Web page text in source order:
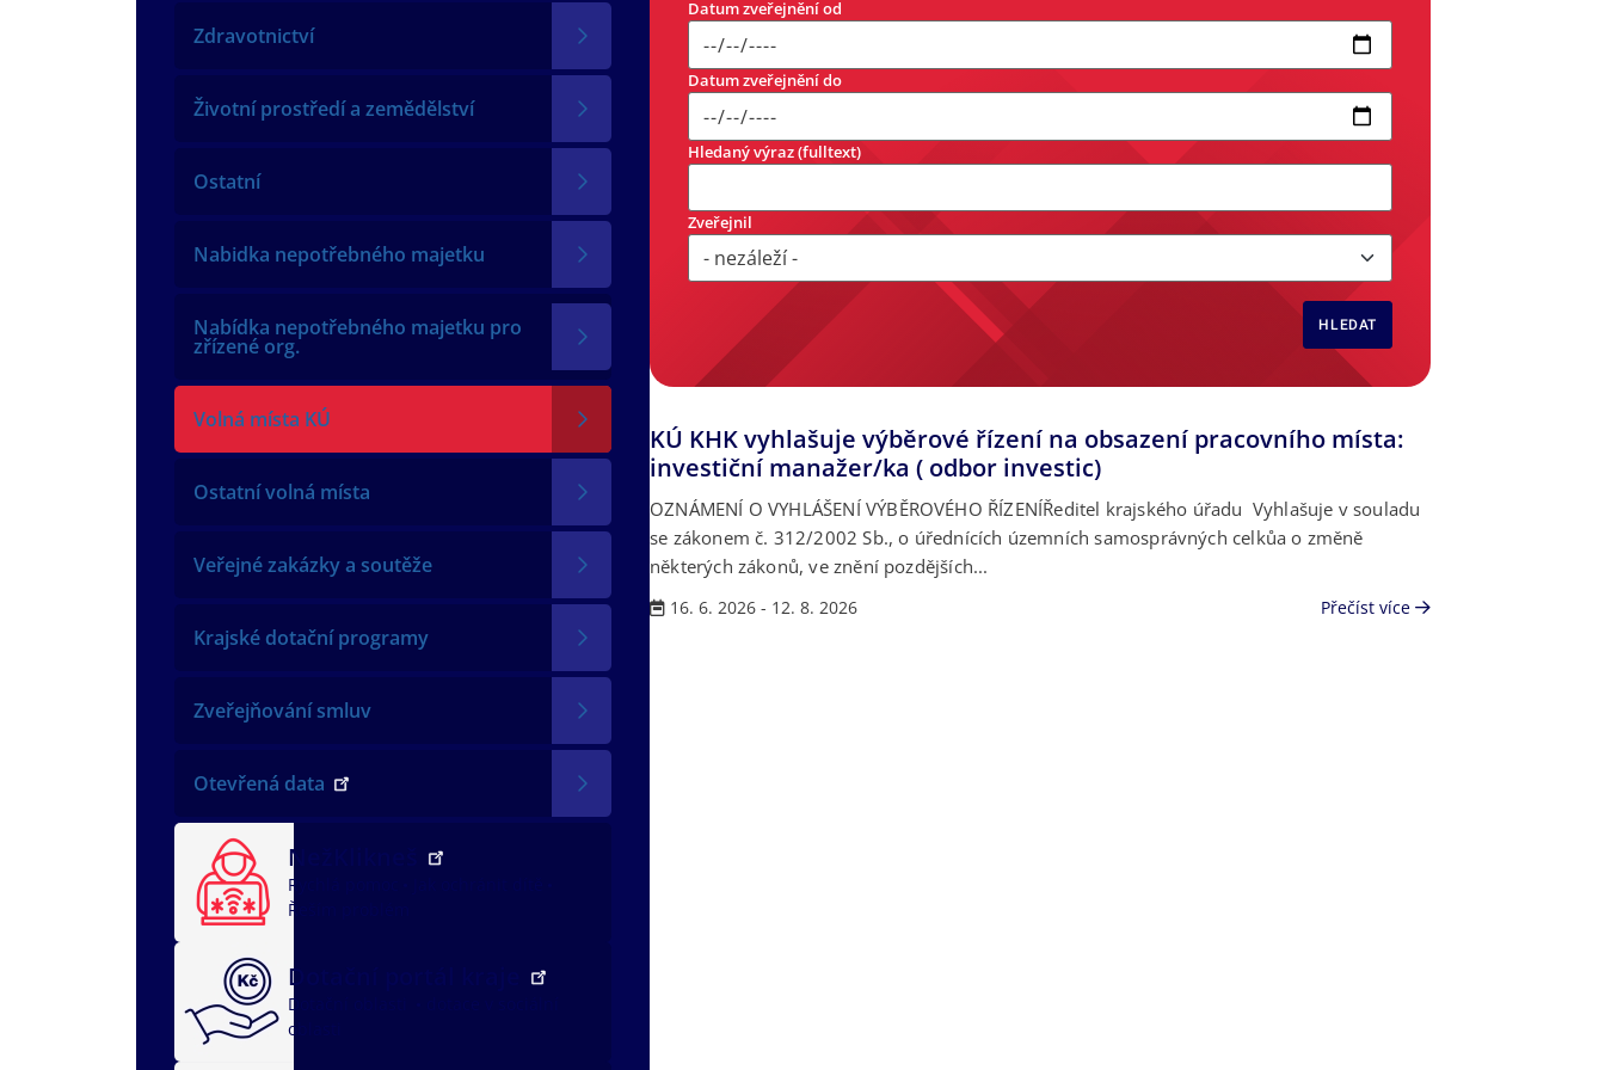
Zdravotnictví
Životní prostředí a zemědělství
Ostatní
Nabidka nepotřebného majetku
Nabídka nepotřebného majetku pro
zřízené org.
Volná místa KÚ
Ostatní volná místa
Veřejné zakázky a soutěže
Krajské dotační programy
Zveřejňování smluv
Otevřená data
NežKlikneš
Rychlá pomoc
Řeším problém
Dotační portál kraje
Dotační oblasti
oblasti
Datum zveřejnění od
Datum zveřejnění do
Hledaný výraz (fulltext)
Zveřejnil
HLEDAT
KÚ KHK vyhlašuje výběrové řízení na obsazení pracovního místa:
investiční manažer/ka ( odbor investic)
OZNÁMENÍ O VYHLÁŠENÍ VÝBĚROVÉHO ŘÍZENÍŘeditel krajského úřadu Vyhlašuje v souladu
se zákonem č. 312/2002 Sb., o úřednících územních samosprávných celkůa o změně
některých zákonů, ve znění pozdějších...
16. 6. 2026 - 12. 8. 2026 Přečíst více